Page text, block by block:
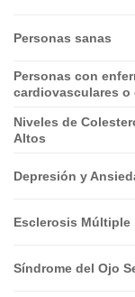
Personas sanas
Personas con
cardiovasculares o
Niveles de
Altos
Depresión y
Esclerosis Múltiple
Síndrome del Ojo